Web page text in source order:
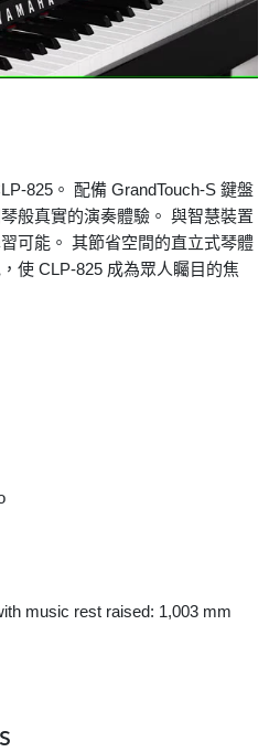
825。 配備 GrandTouch-S 鍵盤
般真實的演奏體驗。 與智慧裝置
可能。 其節省空間的直立式琴體
使 CLP-825 成為眾人矚目的焦
music rest raised: 1,003 mm